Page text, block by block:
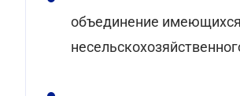
объединение